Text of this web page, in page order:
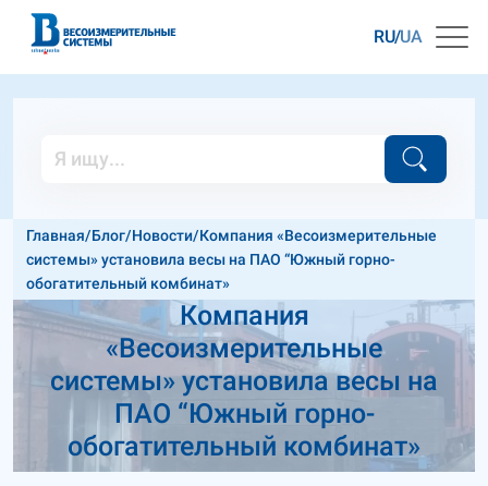
RU UA
Главная/Блог/Новости/Компания «Весоизмерительные
системы» установила весы на ПАО “Южный горно-
обогатительный комбинат»
Компания
«Весоизмерительные
системы» установила весы на
ПАО “Южный горно-
обогатительный комбинат»